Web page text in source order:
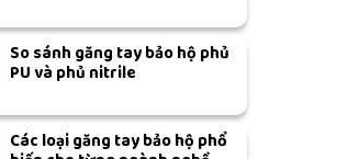
So sánh găng tay bảo hộ phủ
PU và phủ nitrile
Các loại găng tay bảo hộ phổ